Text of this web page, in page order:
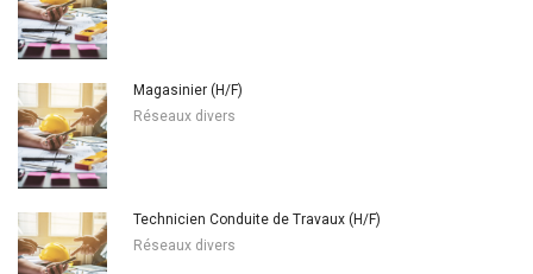
Magasinier (H/F)
Réseaux divers
Technicien Conduite de Travaux (H/F)
Réseaux divers